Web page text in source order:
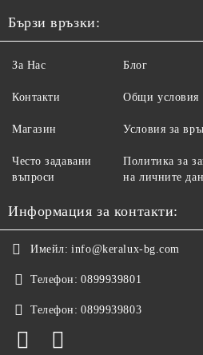
Бързи връзки:
За Нас
Контакти
Магазин
Често задавани
въпроси
Блог
Общи условия
Условия за
Политика за
на личните
Информация за контакти:
Имейл: info@keralux-bg.com
Телефон: 0899939801
Телефон: 0899939803